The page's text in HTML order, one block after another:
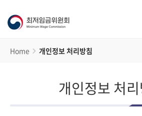
Home 개인정보 처리방침
개인정보 처